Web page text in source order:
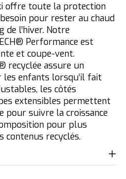
offre toute la protection
pour rester au chaud
l’hiver. Notre
Performance est
et coupe-vent.
recyclée assure un
enfants lorsqu’il fait
les côtés
extensibles permettent
pour suivre la croissance
pour plus
contenus recyclés.